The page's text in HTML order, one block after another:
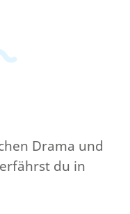
Drama und
du in